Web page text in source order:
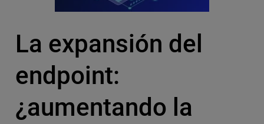
La expansión del
endpoint:
¿aumentando la